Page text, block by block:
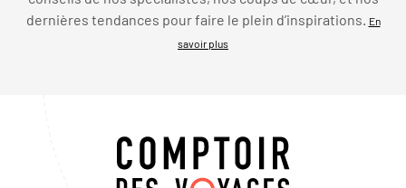
dernières tendances pour faire le plein d’inspirations.
En
savoir plus